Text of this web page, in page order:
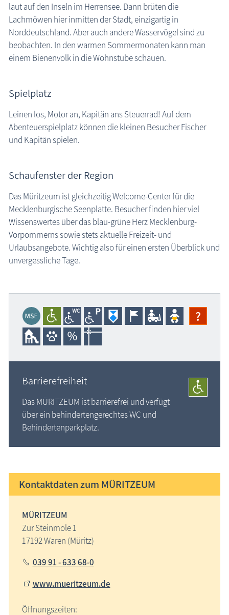
laut auf den Inseln im Herrensee. Dann brüten die
Lachmöwen hier inmitten der Stadt, einzigartig in
Norddeutschland. Aber auch andere Wasservögel sind zu
beobachten. In den warmen Sommermonaten kann man
einem Bienenvolk in die Wohnstube schauen.
Spielplatz
Leinen los, Motor an, Kapitän ans Steuerrad! Auf dem
Abenteuerspielplatz können die kleinen Besucher Fischer
und Kapitän spielen.
Schaufenster der Region
Das Müritzeum ist gleichzeitig Welcome-Center für die
Mecklenburgische Seenplatte. Besucher finden hier viel
Wissenswertes über das blau-grüne Herz Mecklenburg-
Vorpommerns sowie stets aktuelle Freizeit- und
Urlaubsangebote. Wichtig also für einen ersten Überblick und
unvergessliche Tage.
?
Barrierefreiheit
Das MÜRITZEUM ist barrierefrei und verfügt
über ein behindertengerechtes WC und
Behindertenparkplatz.
Kontaktdaten zum MÜRITZEUM
MÜRITZEUM
Zur Steinmole 1
17192 Waren (Müritz)
039 91 - 633 68-0
www.mueritzeum.de
Öffnungszeiten: